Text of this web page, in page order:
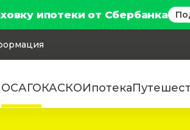
ипотеки от Сбербанка
ОСАГОКАСКОИпотека